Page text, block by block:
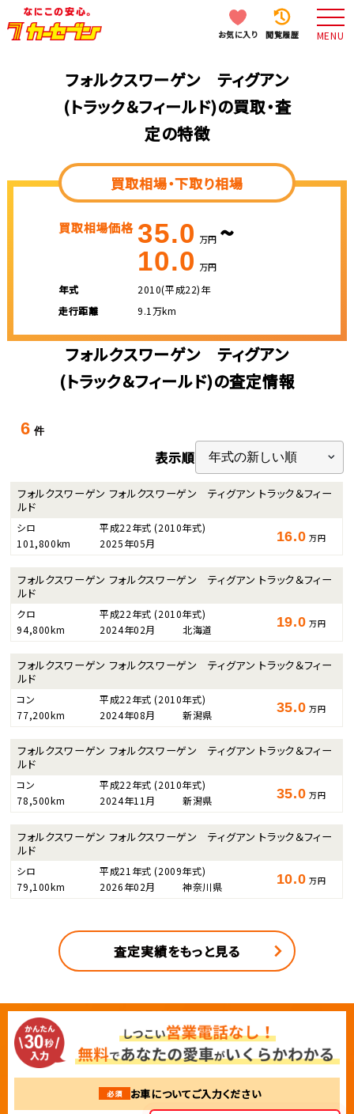
お気に入り 閲覧履歴 MENU
フォルクスワーゲン ティグアン
(トラック＆フィールド)の買取・査
定の特徴
買取相場・下取り相場
買取相場価格 35.0 万円 ~
10.0 万円
年式
2010(平成22)年
走行距離
9.1万km
フォルクスワーゲン ティグアン
(トラック＆フィールド)の査定情報
6 件
表示順
フォルクスワーゲン フォルクスワーゲン ティグアン トラック＆フィー
ルド
シロ 平成22年式(2010年式)
101,800km
2025年05月 16.0 万円
フォルクスワーゲン フォルクスワーゲン ティグアン トラック＆フィー
ルド
クロ 平成22年式(2010年式)
94,800km
2024年02月 北海道 19.0 万円
フォルクスワーゲン フォルクスワーゲン ティグアン トラック＆フィー
ルド
コン 平成22年式(2010年式)
77,200km
2024年08月 新潟県 35.0 万円
フォルクスワーゲン フォルクスワーゲン ティグアン トラック＆フィー
ルド
コン 平成22年式(2010年式)
78,500km
2024年11月 新潟県 35.0 万円
フォルクスワーゲン フォルクスワーゲン ティグアン トラック＆フィー
ルド
シロ 平成21年式(2009年式)
79,100km
2026年02月 神奈川県 10.0 万円
査定実績をもっと見る
必須 お車についてご入力ください